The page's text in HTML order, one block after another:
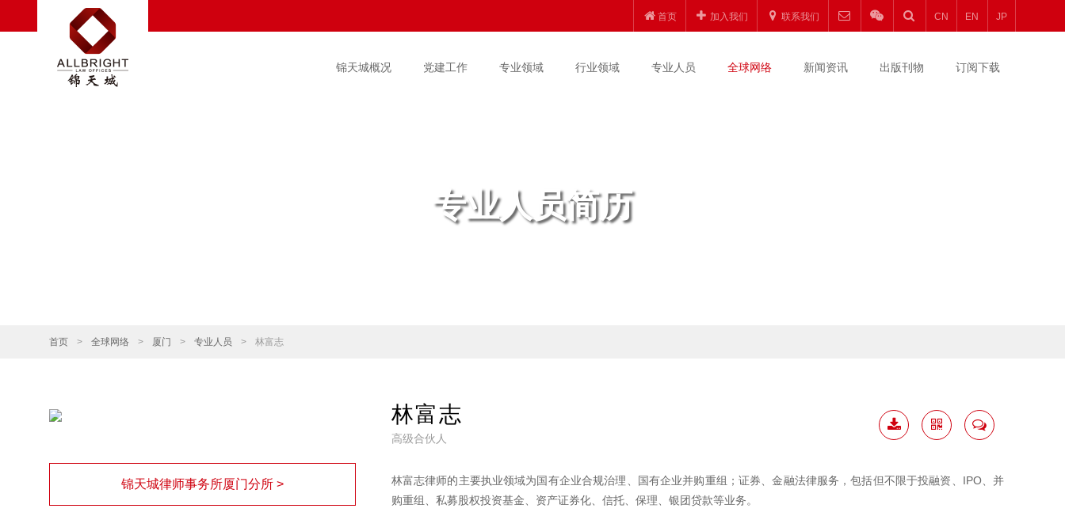
首页 加入我们 联系我们 CN EN JP
锦天城概况 党建工作 专业领域 行业领域 专业人员 全球网络 新闻资讯 出版刊物 订阅下载
专业人员简历
首页 > 全球网络 > 厦门 > 专业人员 > 林富志
林富志
高级合伙人
林富志律师的主要执业领域为国有企业合规治理、国有企业并购重组；证券、金融法律服务，包括但不限于投融资、IPO、并
购重组、私募股权投资基金、资产证券化、信托、保理、银团贷款等业务。
锦天城律师事务所厦门分所 >